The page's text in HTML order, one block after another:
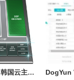
hostyun震撼登场！韩国云主机带你畅游T级流量，限量优惠码抢先一探究竟